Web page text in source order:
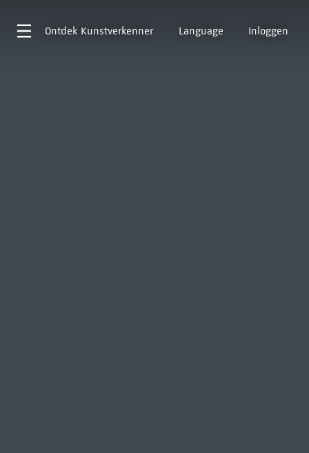
Ontdek Kunstverkenner Language Inloggen